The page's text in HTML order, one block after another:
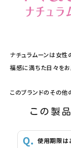
ナチュラムーンは女性
福感に満ちた日々をお
このブランドのその他
この製
使用期限は